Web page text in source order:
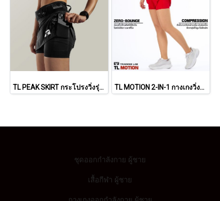
TL PEAK SKIRT กระโปรงวิ่งรุ่น พีค TL MOTION 2-IN-1 กางเกงวิ่งผู้หญิง รุ่น โมชั่น
ชุดออกกำลังกาย ผู้ชาย
เสื้อกีฬา ผู้ชาย